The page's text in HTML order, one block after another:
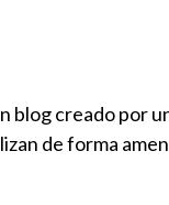
blog creado por
de forma